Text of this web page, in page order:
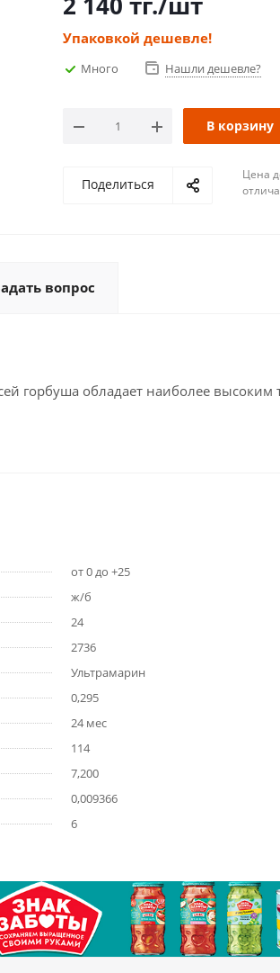
Упаковкой дешевле!
Много Нашли дешевле?
В корзину
Поделиться
Цена
вопрос
горбуша обладает наиболее
от 0 до +25
ж/б
24
2736
Ультрамарин
0,295
24 мес
114
7,200
0,009366
6